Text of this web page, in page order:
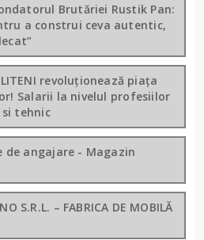
Brutăriei Rustik Pan:
a construi ceva autentic,
revoluționează piața
Salarii la nivelul profesiilor
tehnic
de angajare - Magazin
S.R.L. – FABRICA DE MOBILĂ